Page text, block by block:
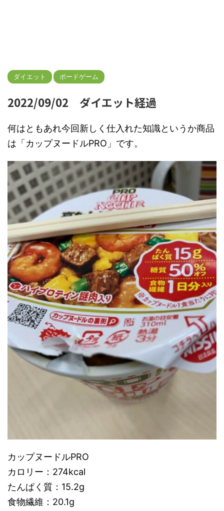
ダイエット ボードゲーム
2022/09/02 ダイエット経過
何はともあれ今回新しく仕入れた知識というか商品
は「カップヌードルPRO」です。
カップヌードルPRO
カロリー：274kcal
たんぱく質：15.2g
食物繊維：20.1g